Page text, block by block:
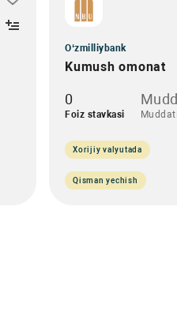
O‘zmilliybank
Kumush omonat
0
Foiz stavkasi
Xorijiy valyutada
Qisman yechish